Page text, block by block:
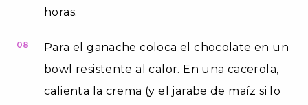
horas.
08
Para el ganache coloca el chocolate en un
bowl resistente al calor. En una cacerola,
calienta la crema (y el jarabe de maíz si lo